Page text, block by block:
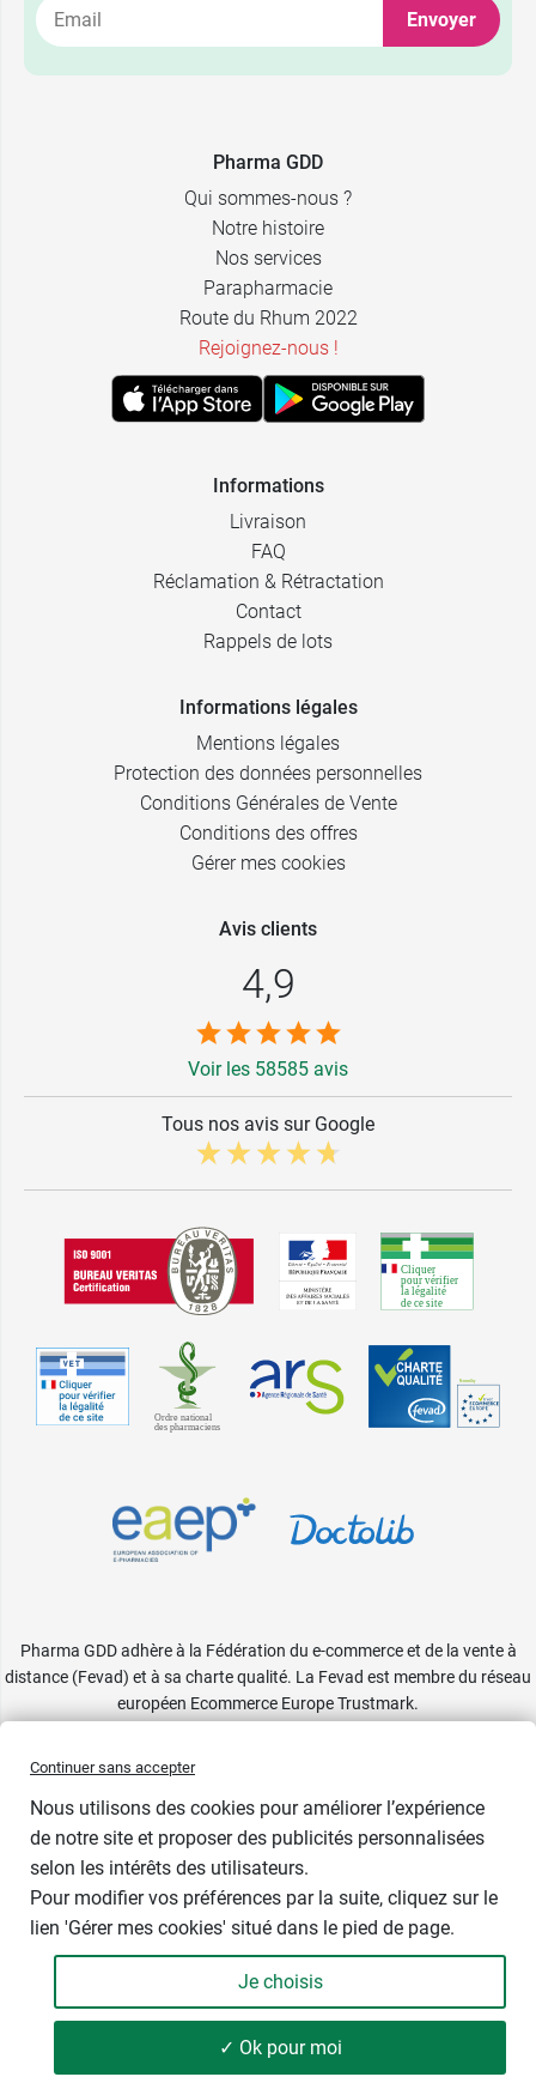
- +
Ajouter
Envoyer
Pharma GDD
Qui sommes-nous ?
Notre histoire
Nos services
Parapharmacie
Route du Rhum 2022
Rejoignez-nous !
Informations
Livraison
FAQ
Réclamation & Rétractation
Contact
Rappels de lots
Informations légales
Mentions légales
Protection des données personnelles
Conditions Générales de Vente
Conditions des offres
Gérer mes cookies
Avis clients
4,9
Voir les 58585 avis
Tous nos avis sur Google
Pharma GDD adhère à la Fédération du e-commerce et de la vente à
distance (Fevad) et à sa charte qualité. La Fevad est membre du réseau
européen Ecommerce Europe Trustmark.
Continuer sans accepter
Nous utilisons des cookies pour améliorer l’expérience
de notre site et proposer des publicités personnalisées
selon les intérêts des utilisateurs.
Pour modifier vos préférences par la suite, cliquez sur le
lien 'Gérer mes cookies' situé dans le pied de page.
Je choisis
✓ Ok pour moi